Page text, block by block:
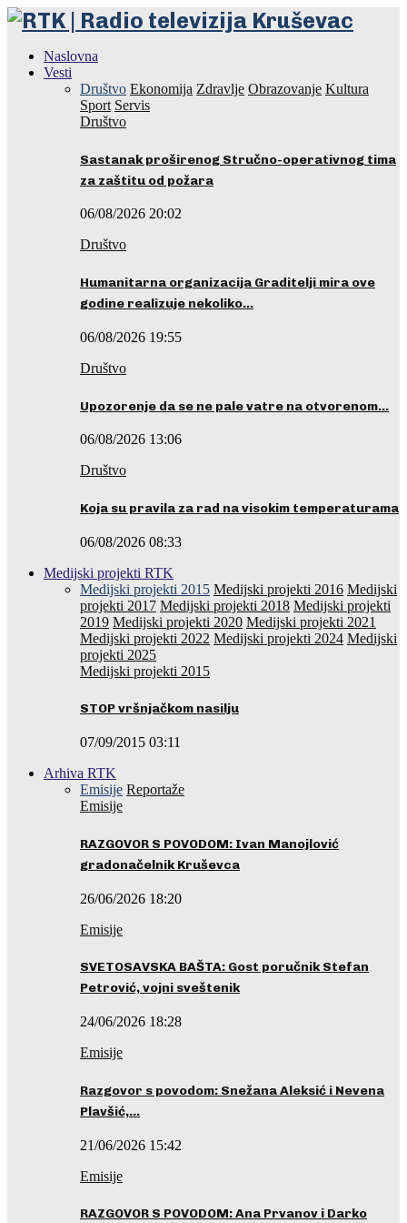
Naslovna
Vesti
Društvo Ekonomija Zdravlje Obrazovanje Kultura
Sport Servis
Društvo
Sastanak proširenog Stručno-operativnog tima
za zaštitu od požara
06/08/2026 20:02
Društvo
Humanitarna organizacija Graditelji mira ove
godine realizuje nekoliko…
06/08/2026 19:55
Društvo
Upozorenje da se ne pale vatre na otvorenom…
06/08/2026 13:06
Društvo
Koja su pravila za rad na visokim temperaturama
06/08/2026 08:33
Medijski projekti RTK
Medijski projekti 2015 Medijski projekti 2016 Medijski
projekti 2017 Medijski projekti 2018 Medijski projekti
2019 Medijski projekti 2020 Medijski projekti 2021
Medijski projekti 2022 Medijski projekti 2024 Medijski
projekti 2025
Medijski projekti 2015
STOP vršnjačkom nasilju
07/09/2015 03:11
Arhiva RTK
Emisije Reportaže
Emisije
RAZGOVOR S POVODOM: Ivan Manojlović
gradonačelnik Kruševca
26/06/2026 18:20
Emisije
SVETOSAVSKA BAŠTA: Gost poručnik Stefan
Petrović, vojni sveštenik
24/06/2026 18:28
Emisije
Razgovor s povodom: Snežana Aleksić i Nevena
Plavšić,…
21/06/2026 15:42
Emisije
RAZGOVOR S POVODOM: Ana Prvanov i Darko